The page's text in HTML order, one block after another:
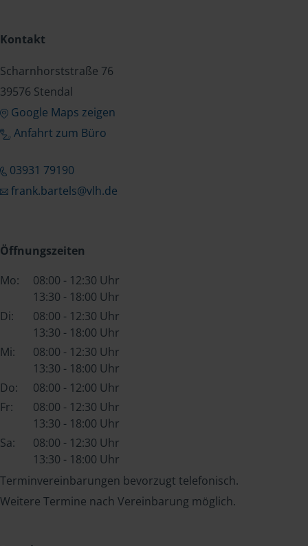
Kontakt
Scharnhorststraße 76
39576 Stendal
Google Maps zeigen
Anfahrt zum Büro
03931 79190
frank.bartels@vlh.de
Öffnungszeiten
Mo:
08:00 - 12:30 Uhr
13:30 - 18:00 Uhr
Di:
08:00 - 12:30 Uhr
13:30 - 18:00 Uhr
Mi:
08:00 - 12:30 Uhr
13:30 - 18:00 Uhr
Do:
08:00 - 12:00 Uhr
Fr:
08:00 - 12:30 Uhr
13:30 - 18:00 Uhr
Sa:
08:00 - 12:30 Uhr
13:30 - 18:00 Uhr
Terminvereinbarungen bevorzugt telefonisch.
Weitere Termine nach Vereinbarung möglich.